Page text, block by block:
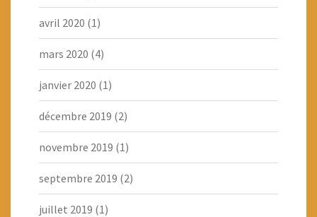
avril 2020 (1)
mars 2020 (4)
janvier 2020 (1)
décembre 2019 (2)
novembre 2019 (1)
septembre 2019 (2)
juillet 2019 (1)